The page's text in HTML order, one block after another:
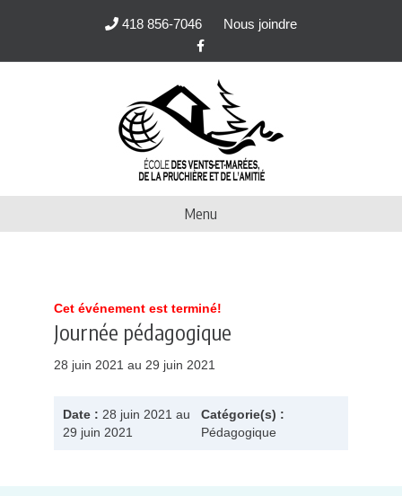
418 856-7046
Nous joindre
c
b
o
o
k
Menu
Cet événement est terminé!
Journée pédagogique
28 juin 2021 au 29 juin 2021
Date : 28 juin 2021 au
29 juin 2021
Catégorie(s) :
Pédagogique